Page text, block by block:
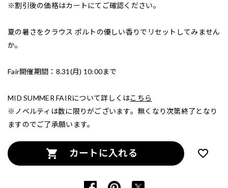
※割引後の価格はカートにてご確認ください。
夏の暑さをクラウス ポルトの優しい香りでリセットしてみません
か。
Fair開催期間：8.31(月) 10:00まで
MID SUMMER FAIRについて詳しくはこちら
※ノベルティは数に限りがございます。無くなり次第終了となり
ますのでご了承願います。
カートに入れる